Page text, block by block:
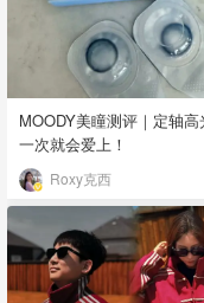
MOODY美瞳测评｜定轴
一次就会爱上！
Roxy克西